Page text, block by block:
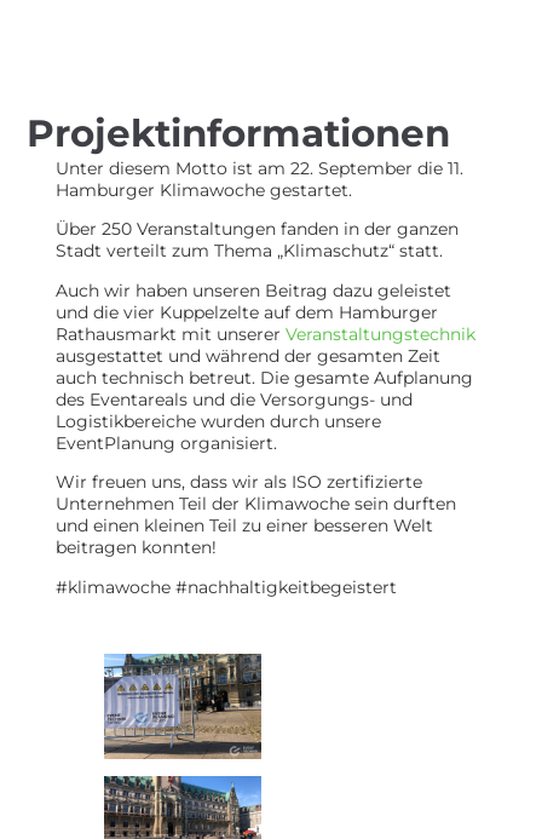
Projektinformationen
Unter diesem Motto ist am 22. September die 11.
Hamburger Klimawoche gestartet.
Über 250 Veranstaltungen fanden in der ganzen
Stadt verteilt zum Thema „Klimaschutz“ statt.
Auch wir haben unseren Beitrag dazu geleistet
und die vier Kuppelzelte auf dem Hamburger
Rathausmarkt mit unsererVeranstaltungstechnik
ausgestattet und während der gesamten Zeit
auch technisch betreut. Die gesamte Aufplanung
des Eventareals und die Versorgungs- und
Logistikbereiche wurden durch unsere
EventPlanung organisiert.
Wir freuen uns, dass wir als ISO zertifizierte
Unternehmen Teil der Klimawoche sein durften
und einen kleinen Teil zu einer besseren Welt
beitragen konnten!
#klimawoche #nachhaltigkeitbegeistert